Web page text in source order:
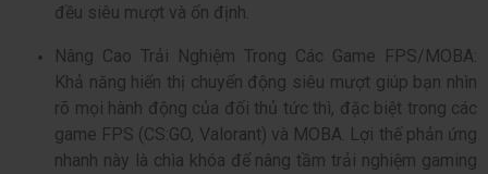
đều siêu mượt và ổn định.
Nâng Cao Trải Nghiệm Trong Các Game FPS/MOBA:
Khả năng hiển thị chuyển động siêu mượt giúp bạn nhìn
rõ mọi hành động của đối thủ tức thì, đặc biệt trong các
game FPS (CS:GO, Valorant) và MOBA. Lợi thế phản ứng
nhanh này là chìa khóa để nâng tầm trải nghiệm gaming